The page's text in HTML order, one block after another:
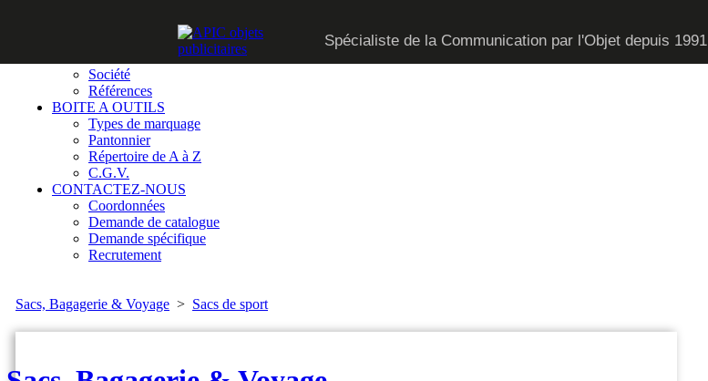
Spécialiste de la Communication par l'Objet depuis 1991
QUI SOMMES-NOUS
Société
Références
BOITE A OUTILS
Types de marquage
Pantonnier
Répertoire de A à Z
C.G.V.
CONTACTEZ-NOUS
Coordonnées
Demande de catalogue
Demande spécifique
Recrutement
Sacs, Bagagerie & Voyage > Sacs de sport